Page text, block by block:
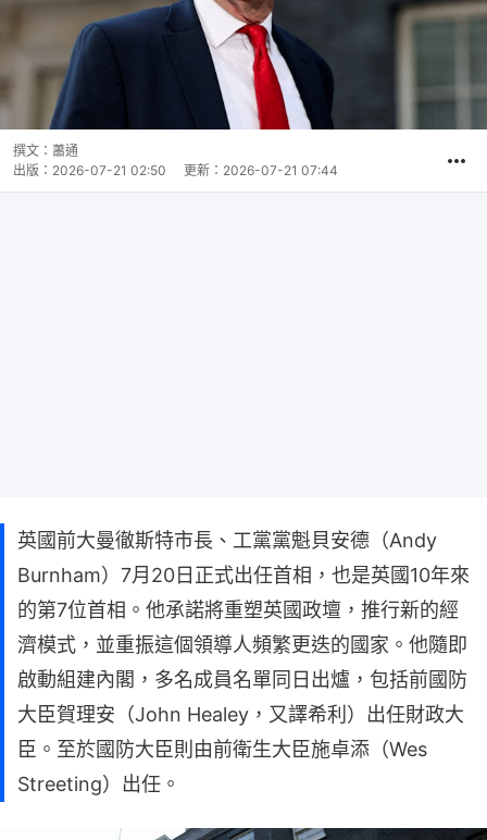
撰文： 蕭通
出版： 2026-07-21 02:50 更新： 2026-07-21 07:44
英國前大曼徹斯特市長、工黨黨魁貝安德（Andy
Burnham）7月20日正式出任首相，也是英國10年來
的第7位首相。他承諾將重塑英國政壇，推行新的經
濟模式，並重振這個領導人頻繁更迭的國家。他隨即
啟動組建內閣，多名成員名單同日出爐，包括前國防
大臣賀理安（John Healey，又譯希利）出任財政大
臣。至於國防大臣則由前衛生大臣施卓添（Wes
Streeting）出任。